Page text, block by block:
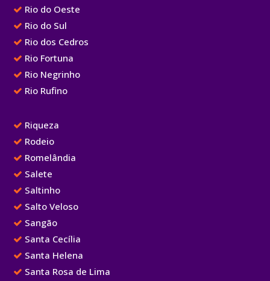
Rio do Oeste
Rio do Sul
Rio dos Cedros
Rio Fortuna
Rio Negrinho
Rio Rufino
Riqueza
Rodeio
Romelândia
Salete
Saltinho
Salto Veloso
Sangão
Santa Cecília
Santa Helena
Santa Rosa de Lima